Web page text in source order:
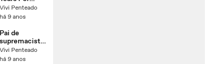
Fears
Vivi Penteado
há 9 anos
Pai de
supremacista
divulga
desabafo
Vivi Penteado
há 9 anos